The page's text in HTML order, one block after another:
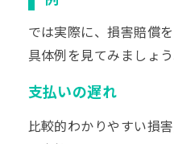
では実際に、損害賠償
具体例を見てみましょう
支払いの遅れ
比較的わかりやすい損